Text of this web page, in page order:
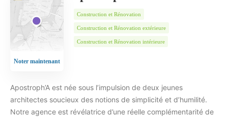
Noter maintenant
Construction et Rénovation
Construction et Rénovation extérieure
Construction et Rénovation intérieure
Apostroph’A est née sous l’impulsion de deux jeunes
architectes soucieux des notions de simplicité et d’humilité.
Notre agence est révélatrice d’une réelle complémentarité de